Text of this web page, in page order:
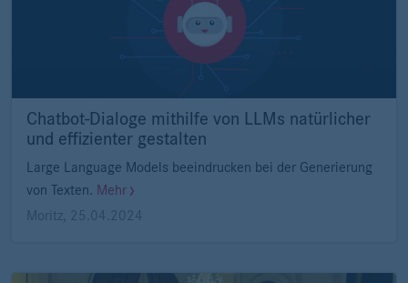
Chatbot-Dialoge mithilfe von LLMs natürlicher
und effizienter gestalten
Large Language Models beeindrucken bei der Generierung
von Texten. Mehr
Moritz, 25.04.2024